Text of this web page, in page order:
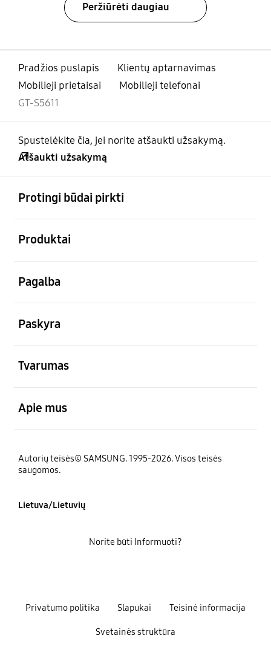
Peržiūrėti daugiau
Pradžios puslapis
Klientų aptarnavimas
Mobilieji prietaisai
Mobilieji telefonai
GT-S5611
Spustelėkite čia, jei norite atšaukti užsakymą.
Atšaukti užsakymą
Protingi būdai pirkti
Produktai
Pagalba
Paskyra
Tvarumas
Apie mus
Autorių teisės© SAMSUNG. 1995-2026. Visos teisės
saugomos.
Lietuva/Lietuvių
Privatumo politika Slapukai Teisinė informacija
Svetainės struktūra
Norite būti Informuoti?